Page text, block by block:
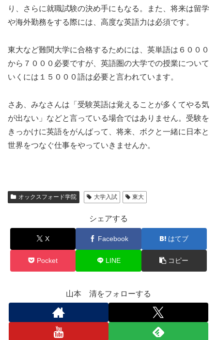
り、さらに就職試験の決め手にもなる。また、将来は留学
や海外勤務をする際には、高度な英語力は必須です。
東大など難関大学に合格するためには、英単語は６０００
から７０００必要ですが、英語圏の大学での授業について
いくには１５０００語は必要と言われています。
さあ、みなさんは「受験英語は覚えることが多くてやる気
が出ない」などと言っている場合ではありません。受験を
きっかけに英語をがんばって、将来、ボクと一緒に日本と
世界をつなぐ仕事をやっていきませんか。
オックスフォード学院 大学入試 東大
シェアする
X Facebook はてブ
Pocket LINE コピー
山本 清をフォローする